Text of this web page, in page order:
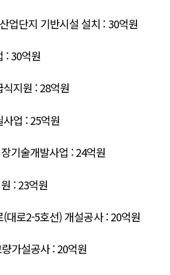
업단지 기반시설 설치 : 30억원
: 30억원
식지원 : 28억원
사업 : 25억원
기술개발사업 : 24억원
: 23억원
(대로2-5호선) 개설공사 : 20억원
가설공사 : 20억원